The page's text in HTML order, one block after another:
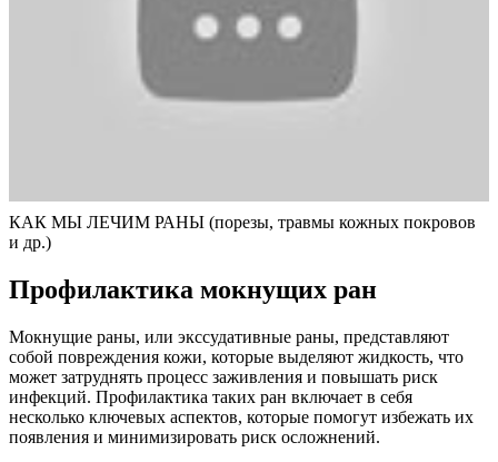
КАК МЫ ЛЕЧИМ РАНЫ (порезы, травмы кожных покровов
и др.)
Профилактика мокнущих ран
Мокнущие раны, или экссудативные раны, представляют
собой повреждения кожи, которые выделяют жидкость, что
может затруднять процесс заживления и повышать риск
инфекций. Профилактика таких ран включает в себя
несколько ключевых аспектов, которые помогут избежать их
появления и минимизировать риск осложнений.